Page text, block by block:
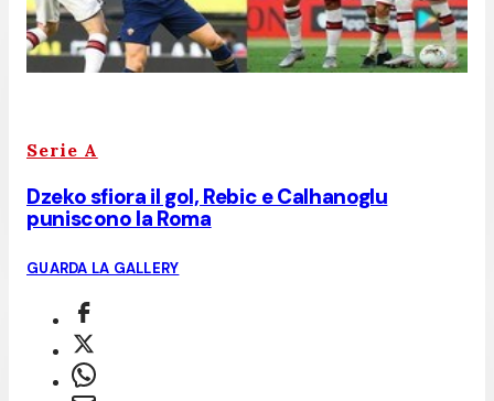
Serie A
Dzeko sfiora il gol, Rebic e Calhanoglu
puniscono la Roma
GUARDA LA GALLERY